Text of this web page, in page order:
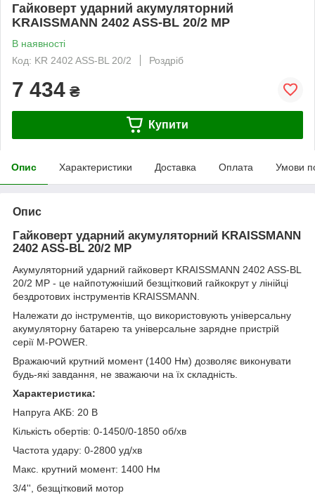
Гайковерт ударний акумуляторний
KRAISSMANN 2402 ASS-BL 20/2 MP
В наявності
Код: KR 2402 ASS-BL 20/2
Роздріб
7 434 ₴
Купити
Опис Характеристики Доставка Оплата Умови
Опис
Гайковерт ударний акумуляторний KRAISSMANN
2402 ASS-BL 20/2 MP
Акумуляторний ударний гайковерт KRAISSMANN 2402 ASS-BL
20/2 MP - це найпотужніший безщітковий гайкокрут у лінійці
бездротових інструментів KRAISSMANN.
Належати до інструментів, що використовують універсальну
акумуляторну батарею та універсальне зарядне пристрій
серії M-POWER.
Вражаючий крутний момент (1400 Нм) дозволяє виконувати
будь-які завдання, не зважаючи на їх складність.
Характеристика:
Напруга АКБ: 20 В
Кількість обертів: 0-1450/0-1850 об/хв
Частота удару: 0-2800 уд/хв
Макс. крутний момент: 1400 Нм
3/4'', безщітковий мотор